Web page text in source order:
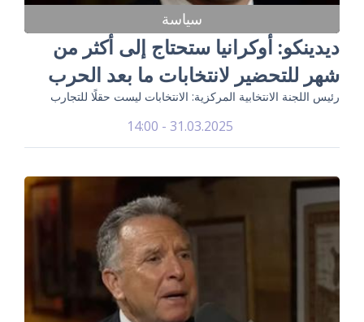
سياسة
ديدينكو: أوكرانيا ستحتاج إلى أكثر من
شهر للتحضير لانتخابات ما بعد الحرب
رئيس اللجنة الانتخابية المركزية: الانتخابات ليست حقلًا للتجارب
31.03.2025 - 14:00